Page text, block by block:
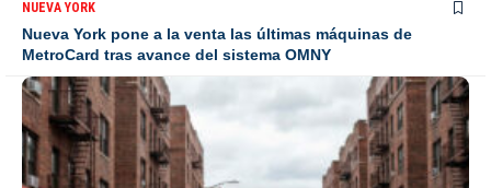
NUEVA YORK
Nueva York pone a la venta las últimas máquinas de
MetroCard tras avance del sistema OMNY